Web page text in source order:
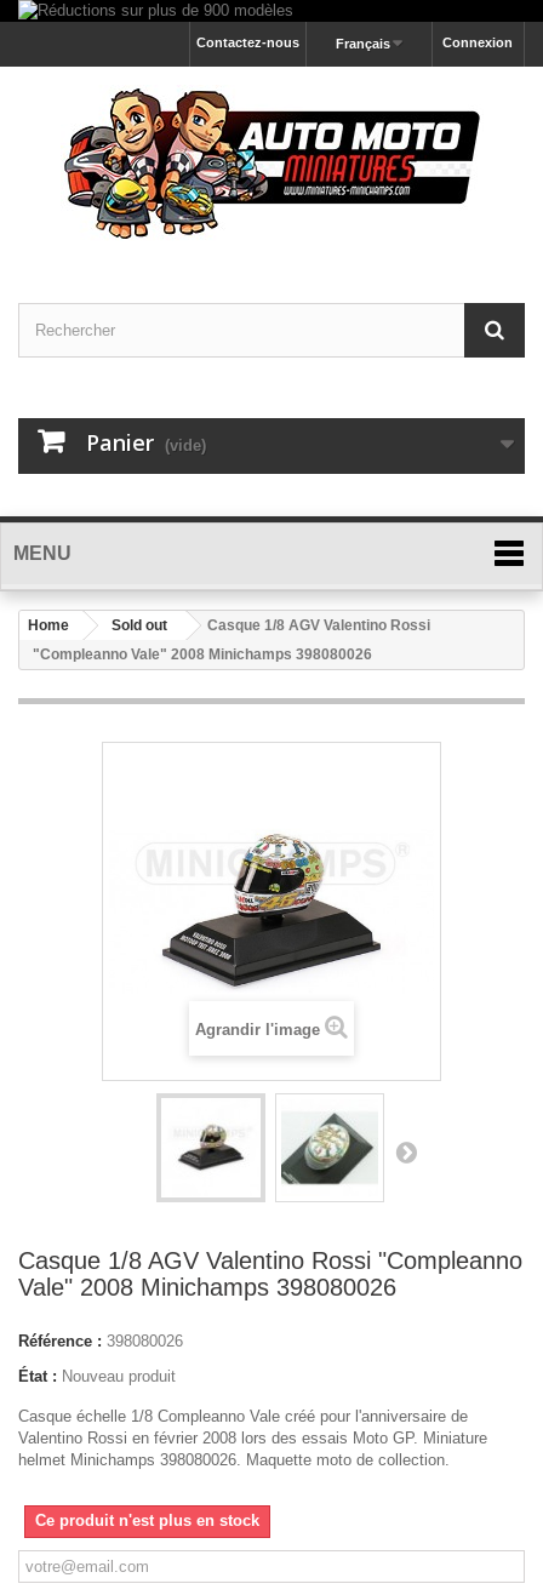
Connexion
Français
Contactez-nous
Panier (vide)
MENU
Home Sold out
Casque 1/8 AGV Valentino Rossi
"Compleanno Vale" 2008 Minichamps 398080026
Agrandir l'image
Casque 1/8 AGV Valentino Rossi "Compleanno
Vale" 2008 Minichamps 398080026
Référence : 398080026
État : Nouveau produit
Casque échelle 1/8 Compleanno Vale créé pour l'anniversaire de
Valentino Rossi en février 2008 lors des essais Moto GP. Miniature
helmet Minichamps 398080026. Maquette moto de collection.
Ce produit n'est plus en stock